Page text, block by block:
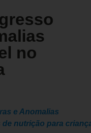
no
e Anomalias
de nutrição para